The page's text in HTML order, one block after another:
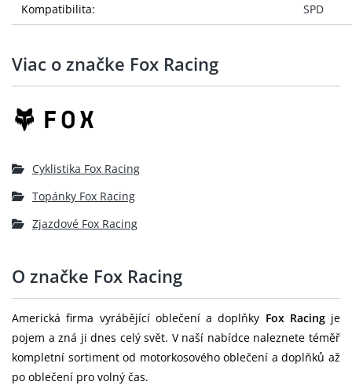
Kompatibilita: SPD
Viac o značke Fox Racing
Cyklistika Fox Racing
Topánky Fox Racing
Zjazdové Fox Racing
O značke Fox Racing
Americká firma vyrábějící oblečení a doplňky Fox Racingje
pojem a zná ji dnes celý svět. V naší nabídce naleznete téměř
kompletní sortiment od motorkosového oblečení a doplňků až
po oblečení pro volný čas.